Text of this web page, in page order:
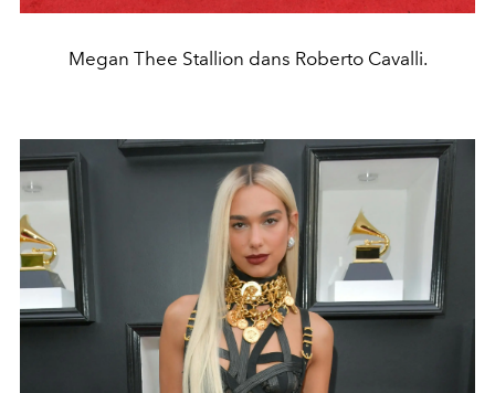
Megan Thee Stallion dans Roberto Cavalli.